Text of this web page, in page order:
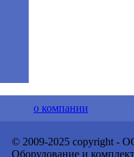
о компании
© 2009-2025 copyright -
Оборудование и